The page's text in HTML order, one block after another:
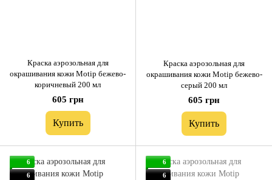
Краска аэрозольная для
окрашивания кожи Motip бежево-
коричневый 200 мл
605 грн
Купить
Краска аэрозольная для
окрашивания кожи Motip бежево-
серый 200 мл
605 грн
Купить
6
6
6
6